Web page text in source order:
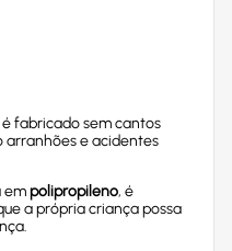
fabricado sem cantos
arranhões e acidentes
empolipropileno, é
a própria criança possa